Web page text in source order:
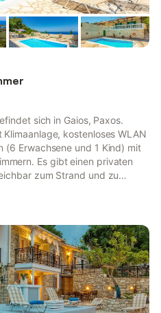
sich in Gaios, Paxos.
kostenloses WLAN
(6 Erwachsene und 1 Kind) mit
Es gibt einen privaten
zum Strand und zu
von traditionellem lokalen
Wohnbereich (klimatisiert),
mit Panoramablick führt. ...